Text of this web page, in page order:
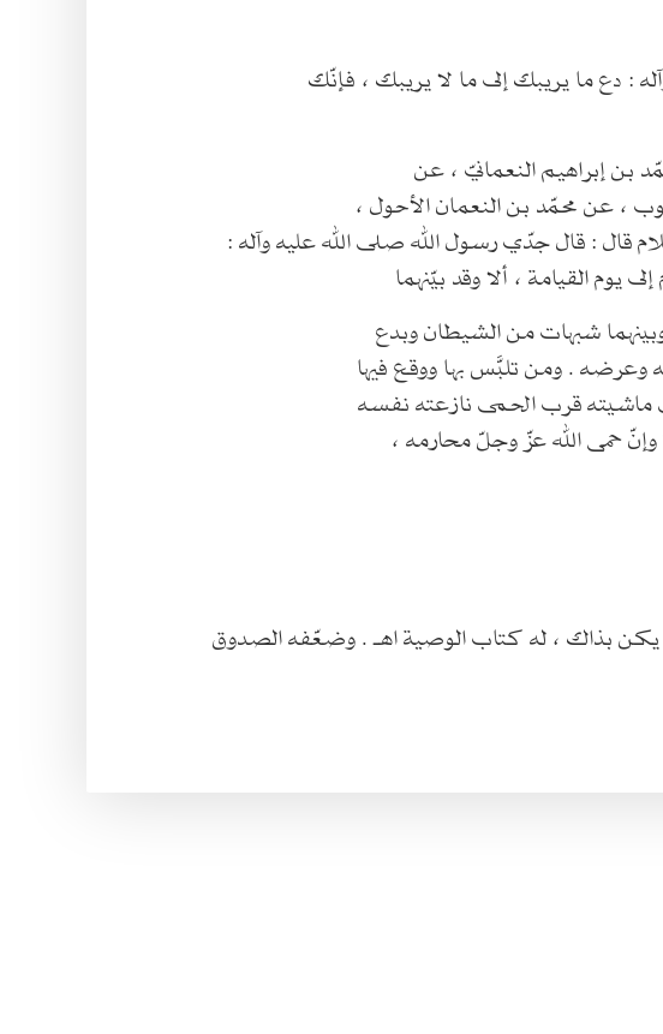
، عن محمّد بن النعمان الأحول ،
قال : قال جدّي رسول الله صلى الله عليه وآله :
يوم القيامة ، ألا وقد بيّنهما
شبهات من الشيطان وبدع
. ومن تلبَّس بها ووقع فيها
قرب الحمى نازعته نفسه
حمى الله عزّ وجلّ محارمه ،